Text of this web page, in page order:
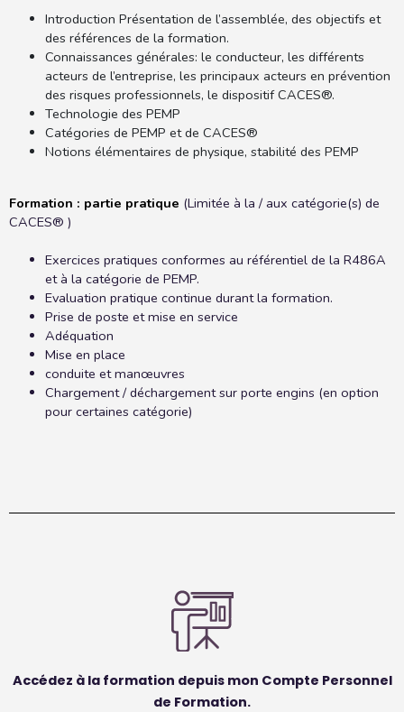
Introduction Présentation de l’assemblée, des objectifs et
des références de la formation.
Connaissances générales: le conducteur, les différents
acteurs de l’entreprise, les principaux acteurs en prévention
des risques professionnels, le dispositif CACES®.
Technologie des PEMP
Catégories de PEMP et de CACES®
Notions élémentaires de physique, stabilité des PEMP
Formation : partie pratique (Limitée à la / aux catégorie(s) de
CACES® )
Exercices pratiques conformes au référentiel de la R486A
et à la catégorie de PEMP.
Evaluation pratique continue durant la formation.
Prise de poste et mise en service
Adéquation
Mise en place
conduite et manœuvres
Chargement / déchargement sur porte engins (en option
pour certaines catégorie)
Accédez à la formation depuis mon Compte Personnel
de Formation.